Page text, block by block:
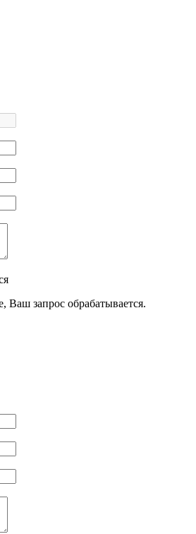
Ваш запрос обрабатывается.